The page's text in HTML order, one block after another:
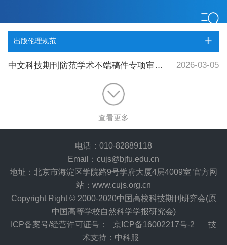
出版伦理规范
中文科技期刊防范学术不端稿件专项审核推荐清单（2025版） 2026-03-05
查看更多
电话：010-82889118
Email：cujs@bjfu.edu.cn
地址：北京市海淀区学院路9号学府大厦4层4009室 官方网
站：www.cujs.org.cn
Copyright Right © 2000-2020中国高校科技期刊研究会(原
中国高等学校自然科学学报研究会)
ICP备案号/经营许可证号：
京ICP备16002217号-2
技
术支持：中科服